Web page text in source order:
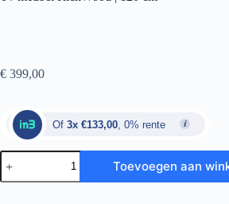
€ 399,00
Of 3x €133,00 , 0% rente
Toevoegen aan